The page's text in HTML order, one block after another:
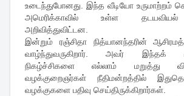
உடைந்துபோனது. இந்த வீடியோ உருமாற்றம்
அமெரிக்காவில் உள்ள
அறிவித்துவிட்டன.
இன்றும் ரஞ்சிதா நித்யானந்தரின்
வாழ்ந்துவருகிறார். அவர் இந்தக்
நிகழ்ச்சிகளை எல்லாம் மறுத்து
வழக்குறைஞர்கள் நீதிமன்றத்தில்
வழக்குகளை பதிவு செய்திருக்கிறார்கள்.